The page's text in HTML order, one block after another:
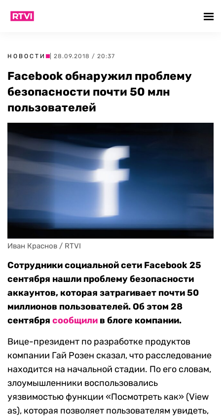
НОВОСТИ | 28.09.2018 / 20:37
Facebook обнаружил проблему
безопасности почти 50 млн
пользователей
Иван Краснов / RTVI
Сотрудники социальной сети Facebook 25
сентября нашли проблему безопасности
аккаунтов, которая затрагивает почти 50
миллионов пользователей. Об этом 28
сентября сообщили в блоге компании.
Вице-президент по разработке продуктов
компании Гай Розен сказал, что расследование
находится на начальной стадии. По его словам,
злоумышленники воспользовались
уязвимостью функции «Посмотреть как» (View
as), которая позволяет пользователям увидеть,